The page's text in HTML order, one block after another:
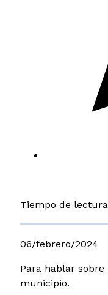
Tiempo de
06/febrero/2024
Para hablar
municipio.